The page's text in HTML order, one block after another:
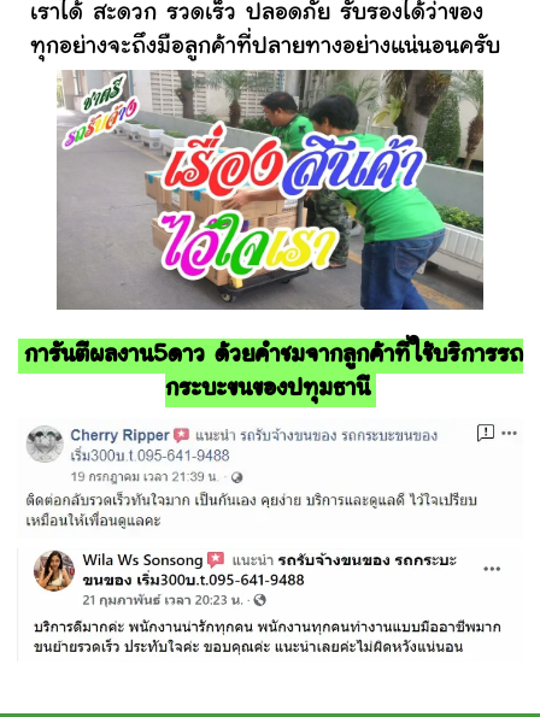
เราได้ สะดวก รวดเร็ว ปลอดภัย รับรองได้ว่าของ
ทุกอย่างจะถึงมือลูกค้าที่ปลายทางอย่างแน่นอนครับ
การันตีผลงาน5ดาว ด้วยคำชมจากลูกค้าที่ใช้บริการรถ
กระบะขนของปทุมธานี